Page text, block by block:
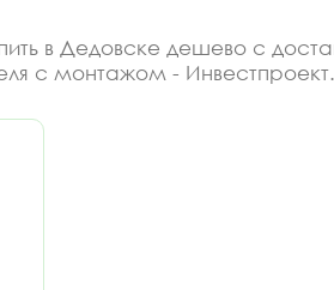
в Дедовске дешево с
с монтажом - Инвестпроект.